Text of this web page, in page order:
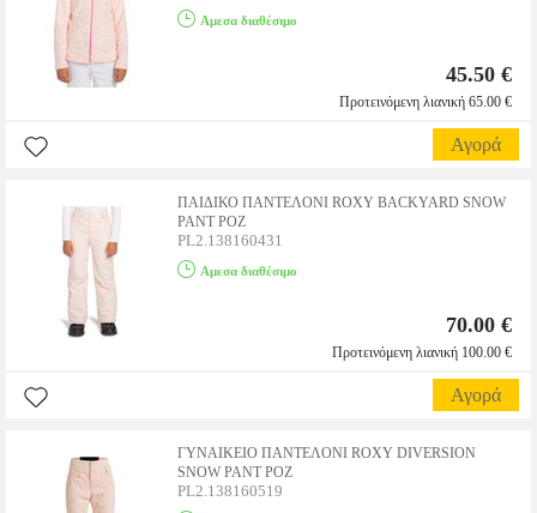
Αμεσα διαθέσιμο
45.50 €
Προτεινόμενη λιανική 65.00 €
Αγορά
ΠΑΙΔΙΚΟ ΠΑΝΤΕΛΟΝΙ ROXY BACKYARD SNOW
PANT ΡΟΖ
PL2.138160431
Αμεσα διαθέσιμο
70.00 €
Προτεινόμενη λιανική 100.00 €
Αγορά
ΓΥΝΑΙΚΕΙΟ ΠΑΝΤΕΛΟΝΙ ROXY DIVERSION
SNOW PANT ΡΟΖ
PL2.138160519